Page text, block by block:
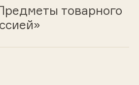
товарного